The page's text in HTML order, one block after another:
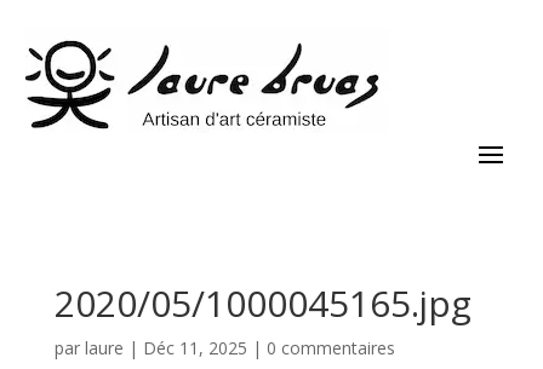
2020/05/1000045165.jpg
par laure | Déc 11, 2025 | 0 commentaires